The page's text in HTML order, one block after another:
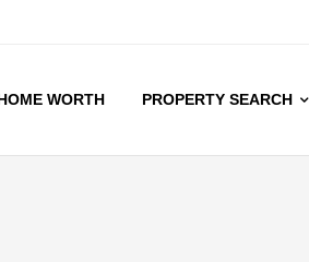
WORTH PROPERTY SEARCH